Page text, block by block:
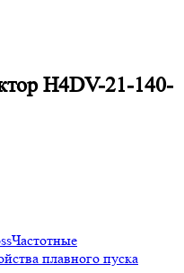
H4DV-21-140-
Частотные
плавного пуска